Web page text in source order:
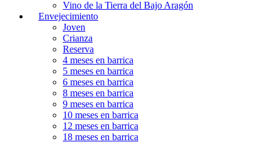
Vino de la Tierra del Bajo Aragón
Envejecimiento
Joven
Crianza
Reserva
4 meses en barrica
5 meses en barrica
6 meses en barrica
8 meses en barrica
9 meses en barrica
10 meses en barrica
12 meses en barrica
18 meses en barrica